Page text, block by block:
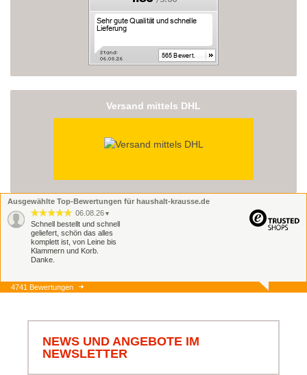
Versand mittels DHL
Ausgewählte Top-Bewertungen für haushalt-krausse.de
06.08.26 ▼
Schnell bestellt und schnell
geliefert, schön das alles
komplett ist, von Leine bis
Klammern und Korb.
Danke.
06.08.26 ▼
4741 Bewertungen
NEWS UND ANGEBOTE IM
NEWSLETTER